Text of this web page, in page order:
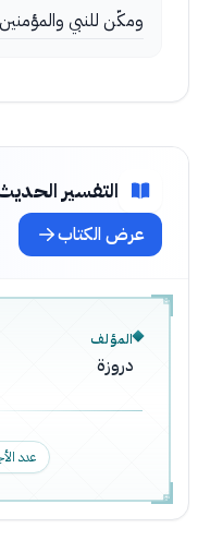
ومكّن للنبي
التفسير
عرض الكتاب
المؤلف
دروزة
عدد